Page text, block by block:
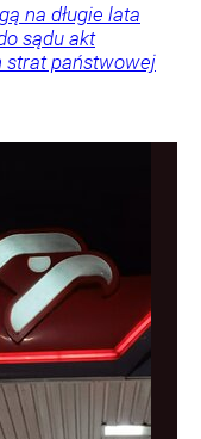
na długie lata
sądu akt
strat państwowej